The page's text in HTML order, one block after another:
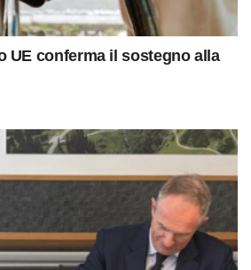
UE conferma il sostegno alla